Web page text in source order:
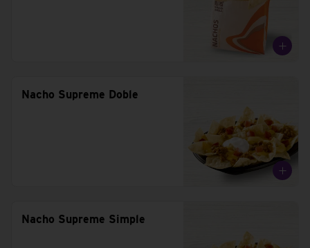
Nacho Supreme Doble
Nacho Supreme Simple